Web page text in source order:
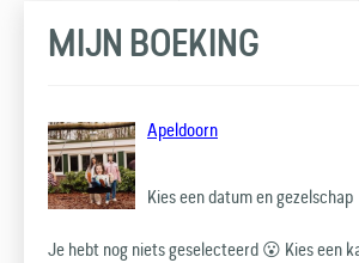
MIJN BOEKING
Apeldoorn
Kies een datum en gezelschap
Je hebt nog niets geselecteerd 😮 Kies een